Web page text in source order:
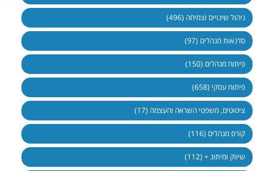
ניהול שינויים וצמיחה (496)
סדנאות מנהלים (97)
פיתוח מנהלים (150)
פיתוח עסקי (658)
ציטוטים, משפטי השראה והעצמה (17)
קורס מנהלים (116)
שיווק ומיתוג + (112)